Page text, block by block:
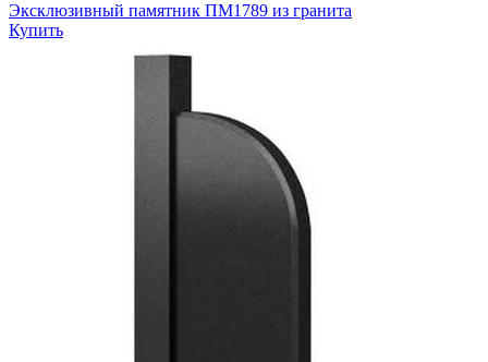
Эксклюзивный памятник ПМ1789 из гранита
Купить